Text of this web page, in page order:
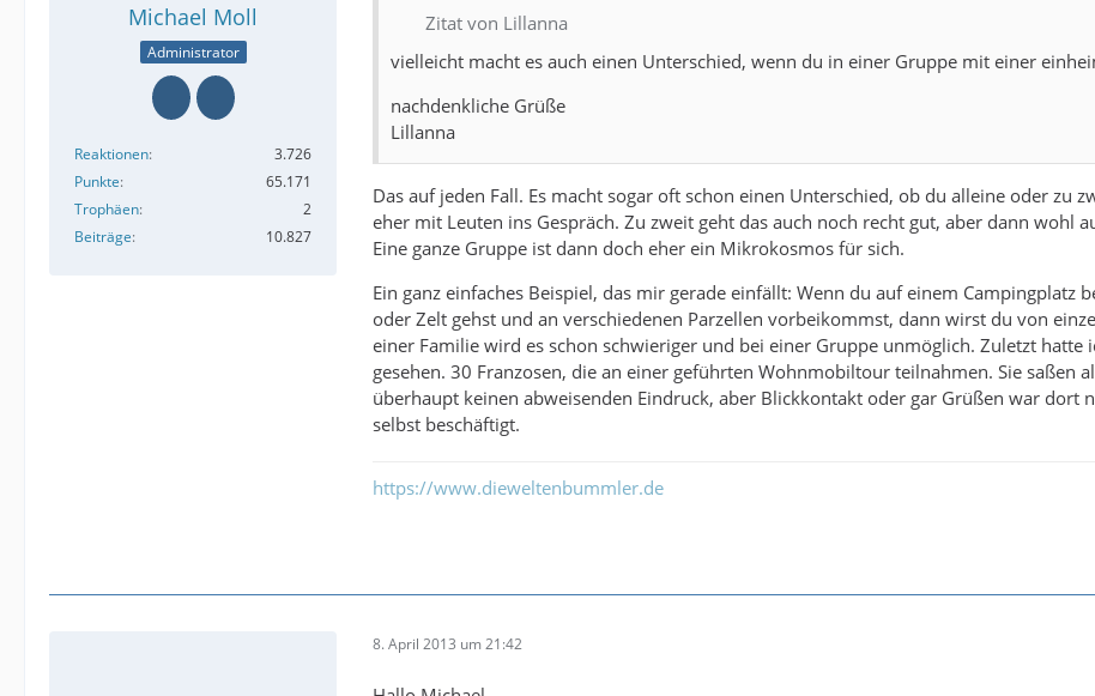
Michael Moll
Administrator
Reaktionen
3.726
Punkte
65.171
Trophäen
2
Beiträge
10.827
Zitat von Lillanna
vielleicht macht es auch einen Unterschied, wenn du in einer Gruppe mit einer
nachdenkliche Grüße
Lillanna
Das auf jeden Fall. Es macht sogar oft schon einen Unterschied, ob du alleine oder zu
eher mit Leuten ins Gespräch. Zu zweit geht das auch noch recht gut, aber dann wohl
Eine ganze Gruppe ist dann doch eher ein Mikrokosmos für sich.
Ein ganz einfaches Beispiel, das mir gerade einfällt: Wenn du auf einem Campingplatz
oder Zelt gehst und an verschiedenen Parzellen vorbeikommst, dann wirst du von
einer Familie wird es schon schwieriger und bei einer Gruppe unmöglich. Zuletzt hatte
gesehen. 30 Franzosen, die an einer geführten Wohnmobiltour teilnahmen. Sie
überhaupt keinen abweisenden Eindruck, aber Blickkontakt oder gar Grüßen war dort
selbst beschäftigt.
https://www.dieweltenbummler.de
8. April 2013 um 21:42